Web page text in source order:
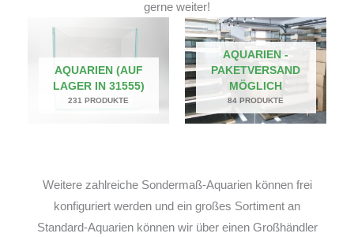
gerne weiter!
AQUARIEN (AUF
LAGER IN 31555)
231 PRODUKTE
AQUARIEN -
PAKETVERSAND
MÖGLICH
84 PRODUKTE
Weitere zahlreiche Sondermaß-Aquarien können frei
konfiguriert werden und ein großes Sortiment an
Standard-Aquarien können wir über einen Großhändler